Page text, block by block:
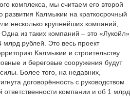
комплекса, мы считаем его второй
развития Калмыкии на краткосрочный
несколько крупнейших компаний,
из таких компаний – это «Лукойл».
рублей. Это весь проект
Калмыкии и строительству
и береговые сооружения будут
Более того, на недавних,
договорённость с руководством
компании и об 1 млрд